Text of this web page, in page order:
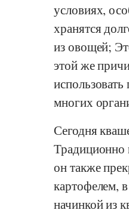
условиях,
хранятся
из овощей;
этой же
многих
Сегодня
он также
картофелем,
начинкой из